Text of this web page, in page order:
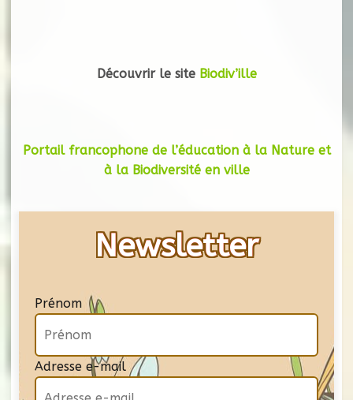
Découvrir le site Biodiv’ille
Portail francophone de l’éducation à la Nature et
à la Biodiversité en ville
Newsletter
Prénom
Adresse e-mail